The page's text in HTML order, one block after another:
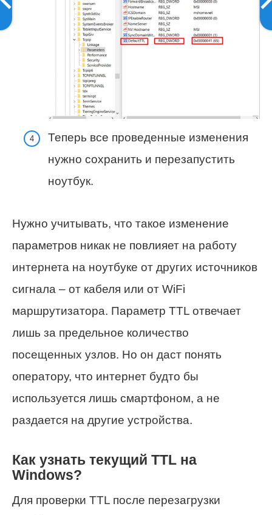
Теперь все проведенные изменения
нужно сохранить и перезапустить
ноутбук.
Нужно учитывать, что такое изменение
параметров никак не повлияет на работу
интернета на ноутбуке от других источников
сигнала – от кабеля или от WiFi
маршрутизатора. Параметр TTL отвечает
лишь за предельное количество
посещенных узлов. Но он даст понять
оператору, что интернет будто бы
используется лишь смартфоном, а не
раздается на другие устройства.
Как узнать текущий TTL на
Windows?
Для проверки TTL после перезагрузки